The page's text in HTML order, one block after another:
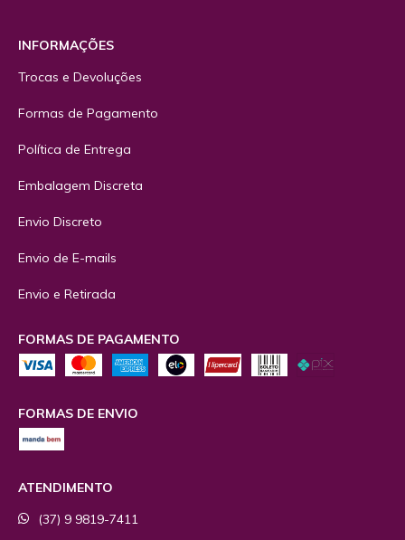
INFORMAÇÕES
Trocas e Devoluções
Formas de Pagamento
Política de Entrega
Embalagem Discreta
Envio Discreto
Envio de E-mails
Envio e Retirada
FORMAS DE PAGAMENTO
FORMAS DE ENVIO
ATENDIMENTO
(37) 9 9819-7411